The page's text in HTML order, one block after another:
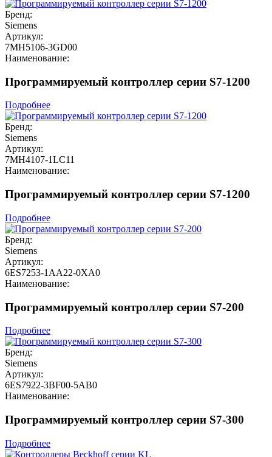
Бренд:
Siemens
Артикул:
7MH5106-3GD00
Наименование:
Программируемый контроллер серии S7-1200
Подробнее
Бренд:
Siemens
Артикул:
7MH4107-1LC11
Наименование:
Программируемый контроллер серии S7-1200
Подробнее
Бренд:
Siemens
Артикул:
6ES7253-1AA22-0XA0
Наименование:
Программируемый контроллер серии S7-200
Подробнее
Бренд:
Siemens
Артикул:
6ES7922-3BF00-5AB0
Наименование:
Программируемый контроллер серии S7-300
Подробнее